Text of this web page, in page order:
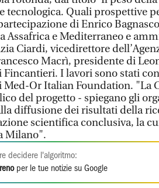
tecnologica. Quali prospettive
di Enrico
Assafrica e Mediterraneo e
Ciardi, vicedirettore
Macrì, presidente di
Fincantieri. I lavori sono stati
Med-Or Italian Foundation. "La
del progetto - spiegano gli
diffusione dei risultati della
scientifica conclusiva, la
Milano".
decidere l'algoritmo:
per le tue notizie su Google